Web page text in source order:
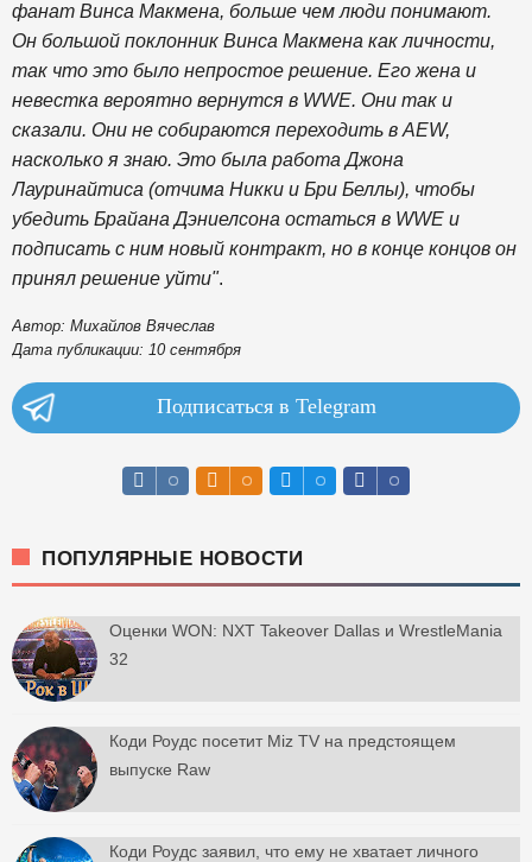
фанат Винса Макмена, больше чем люди понимают.
Он большой поклонник Винса Макмена как личности,
так что это было непростое решение. Его жена и
невестка вероятно вернутся в WWE. Они так и
сказали. Они не собираются переходить в AEW,
насколько я знаю. Это была работа Джона
Лауринайтиса (отчима Никки и Бри Беллы), чтобы
убедить Брайана Дэниелсона остаться в WWE и
подписать с ним новый контракт, но в конце концов он
принял решение уйти".
Автор: Михайлов Вячеслав
Дата публикации: 10 сентября
Подписаться в Telegram
ПОПУЛЯРНЫЕ НОВОСТИ
Оценки WON: NXT Takeover Dallas и WrestleMania
32
Коди Роудс посетит Miz TV на предстоящем
выпуске Raw
Коди Роудс заявил, что ему не хватает личного